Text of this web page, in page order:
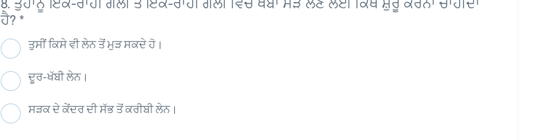
ਤੁਹਾਨੂੰ ਇੱਕ-ਰਾਹੀ ਗਲੀ ਤੋਂ ਇੱਕ-ਰਾਹੀ ਗਲੀ ਵਿੱਚ ਖੱਬਾ ਮੋੜ ਲੈਣ ਲਈ ਕਿੱਥੋਂ ਸ਼ੁਰੂ ਕਰਨਾ ਚਾਹੀਦਾ
ਹੈ?*
ਤੁਸੀਂ ਕਿਸੇ ਵੀ ਲੇਨ ਤੋਂ ਮੁੜ ਸਕਦੇ ਹੋ।
ਦੂਰ-ਖੱਬੀ ਲੇਨ।
ਸੜਕ ਦੇ ਕੇਂਦਰ ਦੀ ਸੱਭ ਤੋਂ ਕਰੀਬੀ ਲੇਨ।